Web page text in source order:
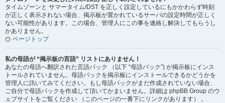
タイムゾーンと サマータイム/DST を正しく設定しているにもかかわらず時刻
が正しく表示されない場合、掲示板が置かれているサーバの設定時間が正しく
ない可能性があります。この場合、管理人にこの事を連絡し解決してもらうし
かありません。
ページトップ
私の母語が “掲示板の言語” リストにありません！
あなたの母語へ翻訳された言語パック （以下 “母語パック”) が掲示板にインス
トールされていません。母語パックを掲示板にインストールできるかどうかを
管理人に訊いてみてください。もし母語パックがまだ作成されていない場合、
ご自分で母語パックを作成して頂いてかまいません。詳細は phpBB Group のウ
ェブサイトをご覧ください （このページの一番下にリンクがあります） 。